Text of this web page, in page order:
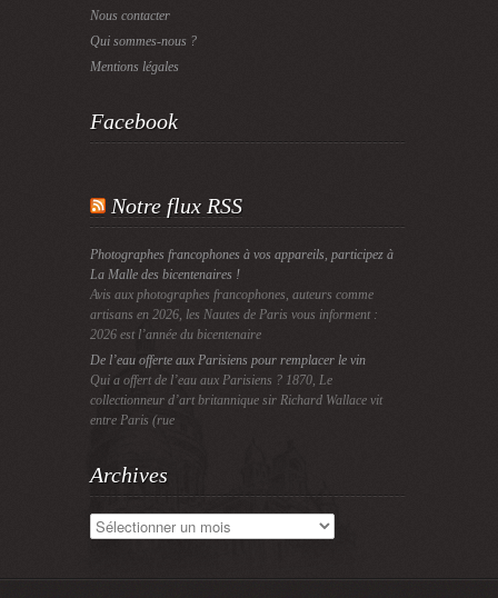
Nous contacter
Qui sommes-nous ?
Mentions légales
Facebook
Notre flux RSS
Photographes francophones à vos appareils, participez à
La Malle des bicentenaires !
Avis aux photographes francophones, auteurs comme
artisans en 2026, les Nautes de Paris vous informent :
2026 est l’année du bicentenaire
De l’eau offerte aux Parisiens pour remplacer le vin
Qui a offert de l’eau aux Parisiens ? 1870, Le
collectionneur d’art britannique sir Richard Wallace vit
entre Paris (rue
Archives
Archives